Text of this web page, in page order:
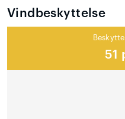
Vindbeskyttelse
51